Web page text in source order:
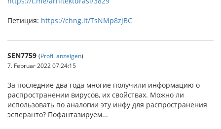
Петиция: https://chng.it/TsNMp8zjBC
SEN7759 (Profil anzeigen)
7. Februar 2022 07:24:15
За последние два года многие получили информацию о
распространении вирусов, их свойствах. Можно ли
использовать по аналогии эту инфу для распространения
эсперанто? Пофантазируем...